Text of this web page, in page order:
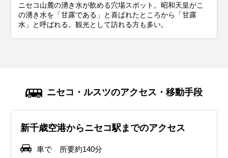
ニセコ山麓の湧き水が飲める穴場スポット。昭和天皇がこ
の湧き水を「甘露である」と喜ばれたところから「甘露
水」と呼ばれる。観光として訪れる方も多い。
ニセコ・ルスツのアクセス・移動手段
新千歳空港からニセコ駅までのアクセス
車で 所要約140分